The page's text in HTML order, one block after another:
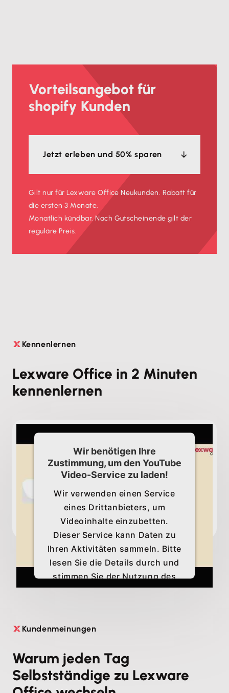
Vorteilsangebot für
shopify Kunden
Jetzt erleben und 50% sparen
Gilt nur für Lexware Office Neukunden. Rabatt für
die ersten 3 Monate.
Monatlich kündbar. Nach Gutscheinende gilt der
reguläre Preis.
 Kennenlernen
Lexware Office in 2 Minuten
kennenlernen
Wir benötigen Ihre
Zustimmung, um den YouTube
Video-Service zu laden!
Wir verwenden einen Service
eines Drittanbieters, um
Videoinhalte einzubetten.
Dieser Service kann Daten zu
Ihren Aktivitäten sammeln. Bitte
lesen Sie die Details durch und
stimmen Sie der Nutzung des
Service zu, um dieses Video
Mehr Informationen
Akzeptieren
 Kundenmeinungen
Warum jeden Tag
Selbstständige zu Lexware